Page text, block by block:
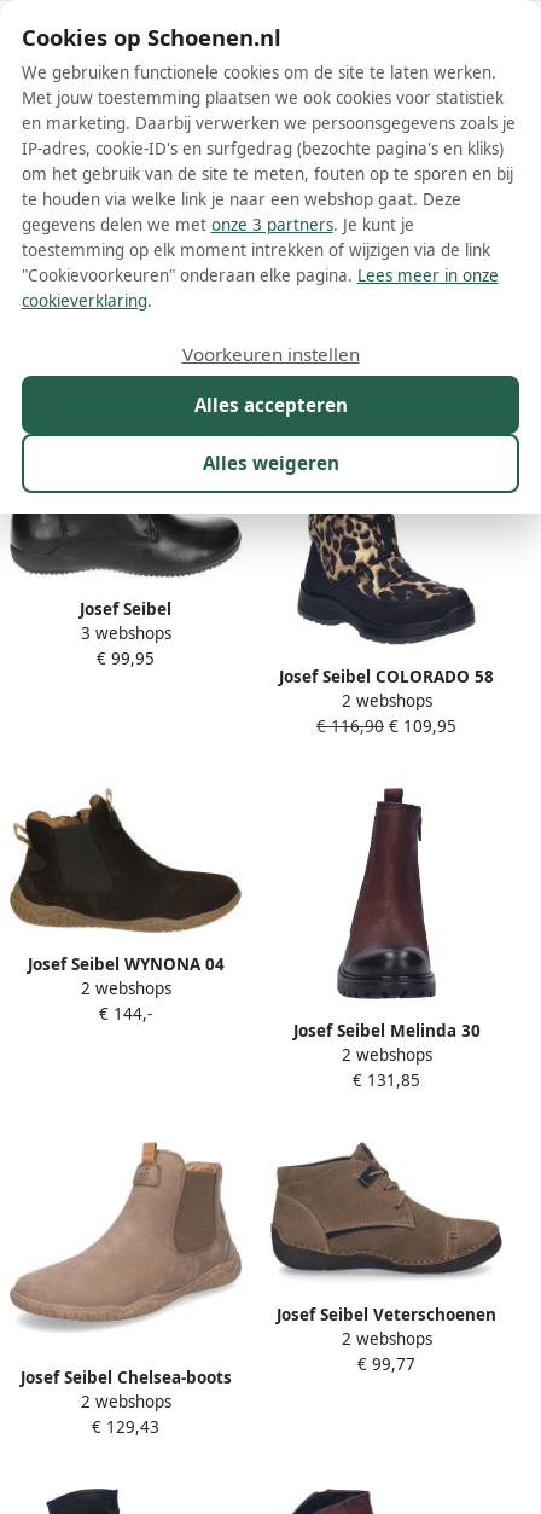
Schoenen.nl
Wis filters Alle filters
Josef Seibel dames enkellaarsjes
Meer lezen
Josef Seibel
NALY~09~~~~~~~~~~~~~~~~~~~~~~~
Hoge
3 webshops
€ 99,95
Josef Seibel COLORADO 58
WandellaarzenDames
laarzen Bruin
2 webshops
€ 116,90 € 109,95
Josef Seibel WYNONA 04
Half-hoge schoenen Bruin
2 webshops
€ 144,-
Josef Seibel Melinda 30
Stiefelette für Damen Rot
2 webshops
€ 131,85
Josef Seibel Chelsea-boots
Wynona 04 Boots slip-on
schoen comfortschoen met
2 webshops
€ 129,43
Josef Seibel Veterschoenen
Fergey 43 Boots
comfortschoen met
2 webshops
€ 99,77
Cookies op Schoenen.nl
We gebruiken functionele cookies om de site te laten werken.
Met jouw toestemming plaatsen we ook cookies voor statistiek
en marketing. Daarbij verwerken we persoonsgegevens zoals je
IP-adres, cookie-ID's en surfgedrag (bezochte pagina's en kliks)
om het gebruik van de site te meten, fouten op te sporen en bij
te houden via welke link je naar een webshop gaat. Deze
gegevens delen we met onze 3 partners. Je kunt je
toestemming op elk moment intrekken of wijzigen via de link
"Cookievoorkeuren" onderaan elke pagina. Lees meer in onze
cookieverklaring.
Alles accepteren
Alles weigeren
Voorkeuren instellen